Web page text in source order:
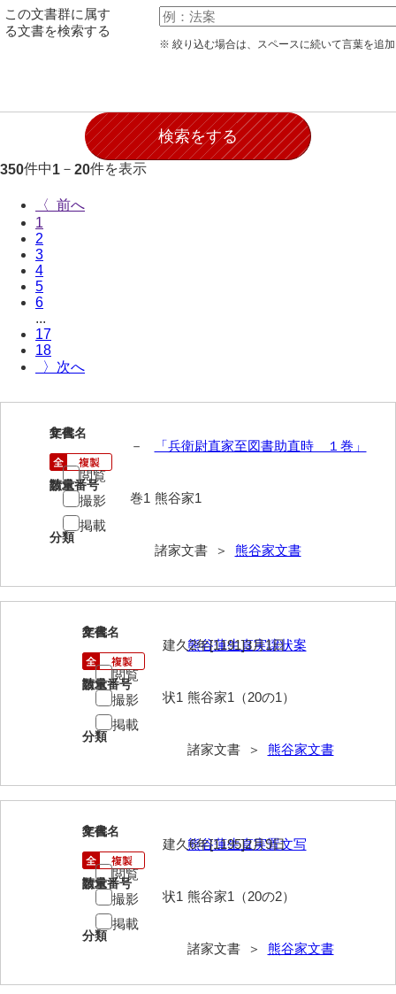
井上勉家文書（大和町）
今井家文書
今川家文書
氏本家文書
宇多田家文書
内田家文書（豊中市）
内海家文書
宇野家文書
馬屋原家文書
梅村明文書
江浪家文書
惠本家文書
恵良宏収集文書
相木家文書
大田家文書
この文書群に属す
る文書を検索する
※ 絞り込む場合は、スペースに続いて言葉を追
350件中1 － 20件を表示
〈
1
2
3
4
5
6
...
17
18
〉
1
文書名
「兵衛尉直家至図書助直時 １巻」
請求番号
熊谷家1
分類
諸家文書 ＞ 熊谷家文書
年代
－
数量
巻1
閲覧
撮影
掲載
2
文書名
熊谷蓮生直実譲状案
請求番号
熊谷家1（20の1）
分類
諸家文書 ＞ 熊谷家文書
年代
建久2年[1191]3月1日
数量
状1
閲覧
撮影
掲載
3
文書名
熊谷蓮生直実置文写
請求番号
熊谷家1（20の2）
分類
諸家文書 ＞ 熊谷家文書
年代
建久6年[1195]2月9日
数量
状1
閲覧
撮影
掲載